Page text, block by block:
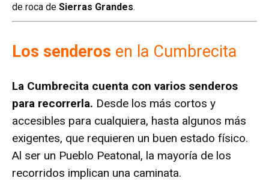
de roca de Sierras Grandes.
Los senderos en la Cumbrecita
La Cumbrecita cuenta con varios senderos
para recorrerla. Desde los más cortos y
accesibles para cualquiera, hasta algunos más
exigentes, que requieren un buen estado físico.
Al ser un Pueblo Peatonal, la mayoría de los
recorridos implican una caminata.